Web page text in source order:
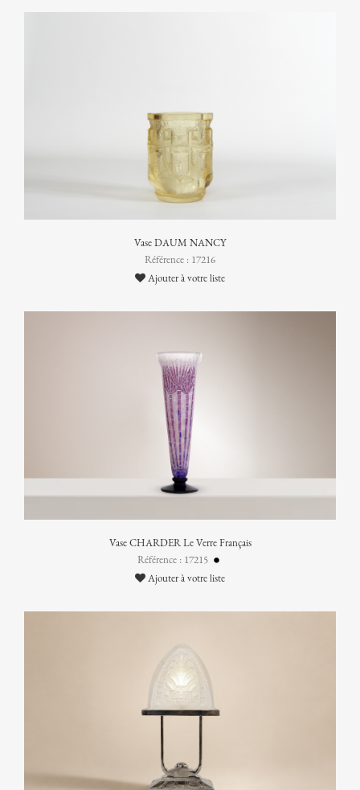
Vase DAUM NANCY
Référence : 17216
Ajouter à votre liste
Vase CHARDER Le Verre Français
Référence : 17215
Ajouter à votre liste